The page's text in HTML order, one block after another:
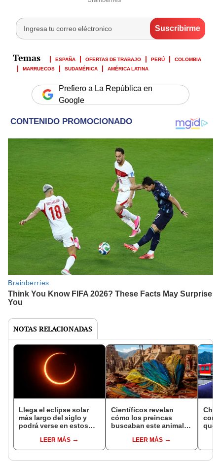
ESPAÑA OFERTAS DE TRABAJO PERÚ
COLOMBIA
MARRUECOS
SUDAMÉRICA AMÉRICA LATINA
Prefiero a La República en
Google
NOTAS RELACIONADAS
Llega el eclipse solar
más largo del siglo y
podrá verse en estos
repetirá en 157 años
LEER MÁS
Científicos revelan
cómo los preincas
buscaban este animal
funerarios hace 1.000
años: plumas eran clave
LEER MÁS
con
que
por